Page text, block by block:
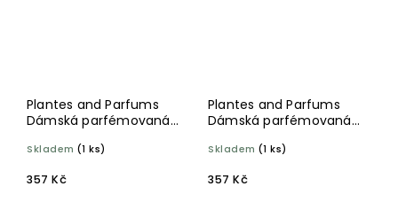
Plantes and Parfums
Dámská parfémovaná
30 ml
Skladem (1 ks)
357 Kč
Plantes and Parfums
Dámská parfémovaná
30 ml
Skladem (1 ks)
357 Kč